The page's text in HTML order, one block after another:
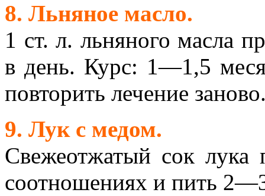
8. Льняное масло.
1 ст. л. льняного масла
в день. Курс: 1—1,5
повторить лечение
9. Лук с медом.
Свежеотжатый сок
соотношениях и пить